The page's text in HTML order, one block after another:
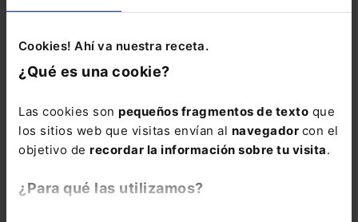
Cookies! Ahí va nuestra receta.
¿Qué es una cookie?
Las cookies son pequeños fragmentos de texto que
los sitios web que visitas envían al navegador con el
objetivo de recordar la información sobre tu visita.
¿Para qué las utilizamos?
Generalitat que
El Derecho
Leer artículo
Hacienda habilita una
web sobre las medidas
ADMINISTRATIVO